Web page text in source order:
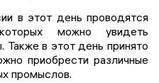
в этот день проводятся
можно увидеть
Также в этот день принято
приобрести различные
промыслов.